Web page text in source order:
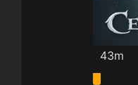
43m